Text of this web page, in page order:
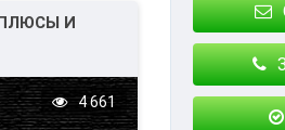
И
4 661